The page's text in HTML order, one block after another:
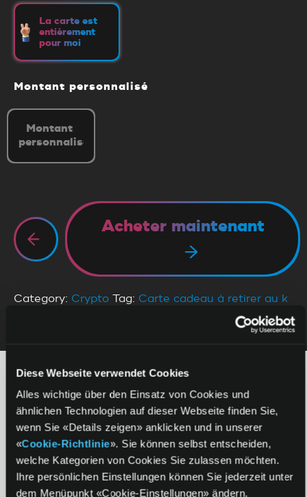
Diese Webseite verwendet Cookies
Alles wichtige über den Einsatz von Cookies und
ähnlichen Technologien auf dieser Webseite finden Sie,
wenn Sie «Details zeigen» anklicken und in unserer
«Cookie-Richtlinie». Sie können selbst entscheiden,
welche Kategorien von Cookies Sie zulassen möchten.
Ihre persönlichen Einstellungen können Sie jederzeit unter
dem Menüpunkt «Cookie-Einstellungen» ändern.
La carte est
entièrement
pour moi
Montant personnalisé
Acheter maintenant
Category: Crypto Tag: Carte cadeau à retirer au k
AUSSI FLEXIBLE QUE TA CARTE CADEAU